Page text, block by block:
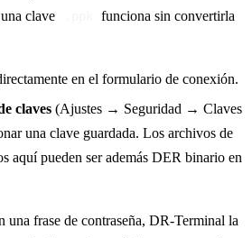
clave
funciona sin convertirla
en el formulario de conexión.
claves (Ajustes → Seguridad → Claves
una clave guardada. Los archivos de
aquí pueden ser además DER binario en
una frase de contraseña, DR-Terminal la